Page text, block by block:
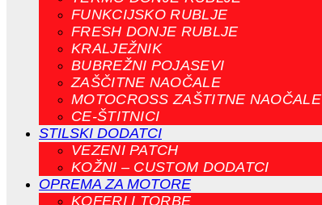
FUNKCIJSKO RUBLJE
FRESH DONJE RUBLJE
KRALJEŽNIK
BUBREŽNI POJASEVI
ZAŠČITNE NAOČALE
MOTOCROSS ZAŠTITNE NAOČALE
CE-ŠTITNICI
STILSKI DODATCI
VEZENI PATCH
KOŽNI – CUSTOM DODATCI
OPREMA ZA MOTORE
KOFERI I TORBE